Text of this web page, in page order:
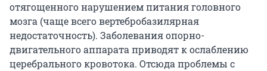
отягощенного нарушением питания головного
мозга (чаще всего вертебробазилярная
недостаточность). Заболевания опорно-
двигательного аппарата приводят к ослаблению
церебрального кровотока. Отсюда проблемы с